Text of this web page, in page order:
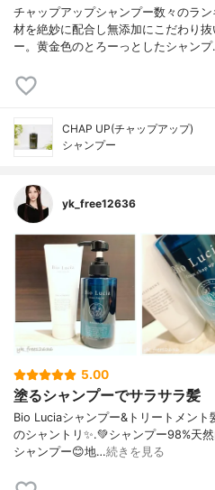
チャップアップシャンプー数々のラ
材を絶妙に配合し無添加にこだわり
ー。黄金色のとろーっとしたシャン
CHAP UP(チャップアップ)
シャンプー
yk_free12636
5.00
塗るシャンプーでサラサラ髪
Bio Luciaシャンプー&トリートメン
のシャントリ✨⁡.💚シャンプー98%天
シャンプー😊地…続きを見る